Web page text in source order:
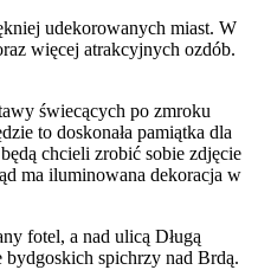
udekorowanych miast. W
więcej atrakcyjnych ozdób.
świecących po zmroku
to doskonała pamiątka dla
chcieli zrobić sobie zdjęcie
ma iluminowana dekoracja w
fotel, a nad ulicą Długą
bydgoskich spichrzy nad Brdą.